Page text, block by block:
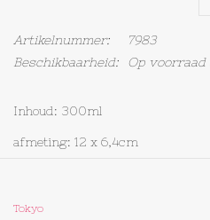
Olieflessen
Artikelnummer:
7983
Beschikbaarheid:
Op voorraad
Inhoud: 300ml
afmeting: 12 x 6,4cm
Tokyo